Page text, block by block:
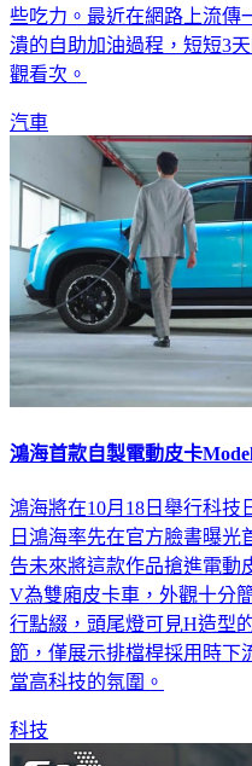
術不好或者不熟悉加油機台
些吃力。最近在網路上流傳
潰的自助加油過程，短短3
鴻海將在10月18日舉行科技
日鴻海率先在官方臉書曝光
告未來將這款作品搶進電動
V為雙廂皮卡車，外觀十分
行點綴，頭尾燈可見H造型
節，僅展示排檔桿採用時下
科技